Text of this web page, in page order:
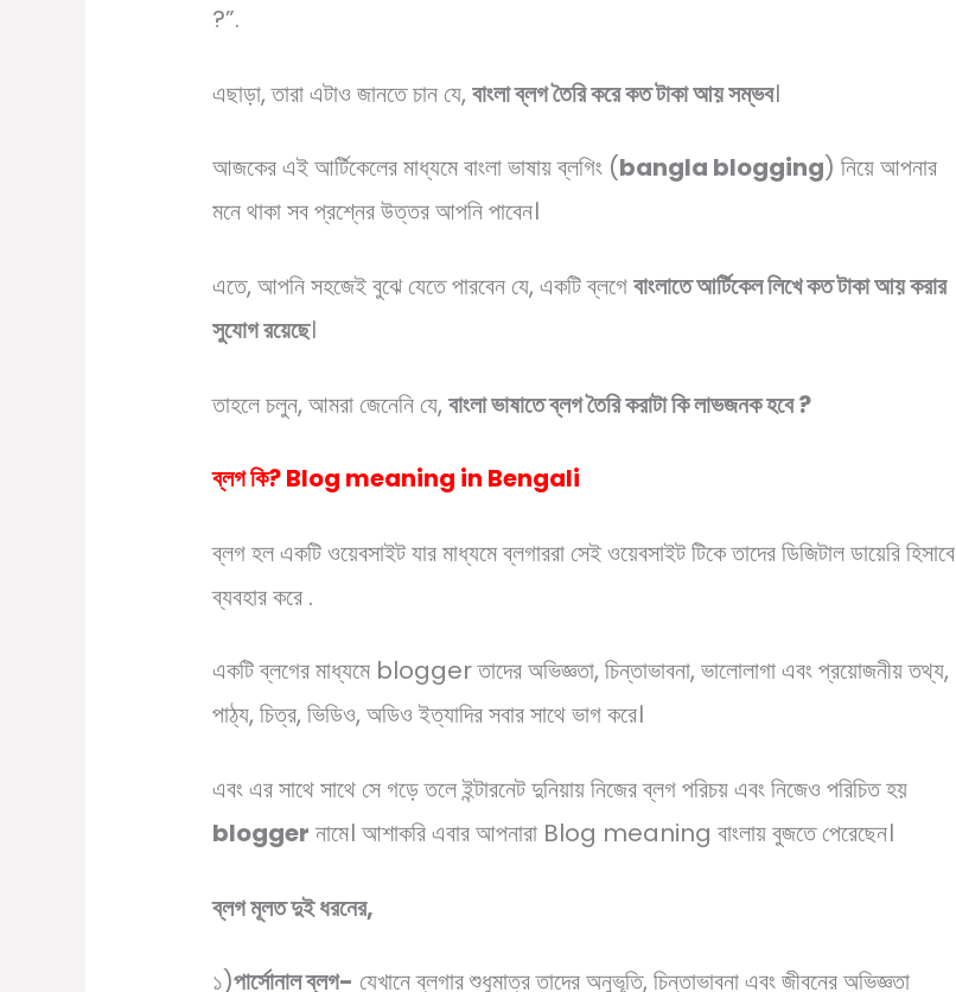
?”.
এছাড়া, তারা এটাও জানতে চান যে, বাংলা ব্লগ তৈরি করে কত টাকা আয় সম্ভব।
আজকের এই আর্টিকেলের মাধ্যমে বাংলা ভাষায় ব্লগিং (bangla blogging) নিয়ে আপনার
মনে থাকা সব প্রশ্নের উত্তর আপনি পাবেন।
এতে, আপনি সহজেই বুঝে যেতে পারবেন যে, একটি ব্লগেবাংলাতে আর্টিকেল লিখে কত টাকা আয় করার
সুযোগ রয়েছে।
তাহলে চলুন, আমরা জেনেনি যে, বাংলা ভাষাতে ব্লগ তৈরি করাটা কি লাভজনক হবে ?
ব্লগ কি?Blog meaning in Bengali
ব্লগ হল একটি ওয়েবসাইট যার মাধ্যমে ব্লগাররা সেই ওয়েবসাইট টিকে তাদের ডিজিটাল ডায়েরি হিসাবে
ব্যবহার করে .
একটি ব্লগের মাধ্যমে blogger তাদের অভিজ্ঞতা, চিন্তাভাবনা, ভালোলাগা এবং প্রয়োজনীয় তথ্য,
পাঠ্য, চিত্র, ভিডিও, অডিও ইত্যাদির সবার সাথে ভাগ করে।
এবং এর সাথে সাথে সে গড়ে তলে ইন্টারনেট দুনিয়ায় নিজের ব্লগ পরিচয় এবং নিজেও পরিচিত হয়
blogger নামে। আশাকরি এবার আপনারা Blog meaning বাংলায় বুজতে পেরেছেন।
ব্লগ মূলত দুই ধরনের,
১)পার্সোনাল ব্লগ- যেখানে ব্লগার শুধুমাত্র তাদের অনুভূতি, চিন্তাভাবনা এবং জীবনের অভিজ্ঞতা